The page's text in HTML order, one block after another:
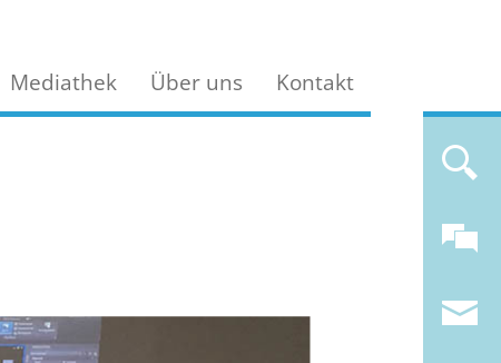
Mediathek Über uns Kontakt